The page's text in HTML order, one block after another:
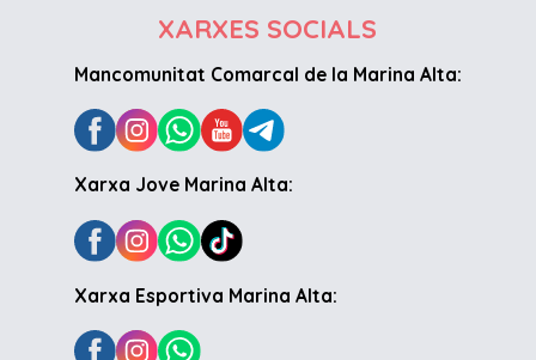
XARXES SOCIALS
Mancomunitat Comarcal de la Marina Alta:
Xarxa Jove Marina Alta:
Xarxa Esportiva Marina Alta: